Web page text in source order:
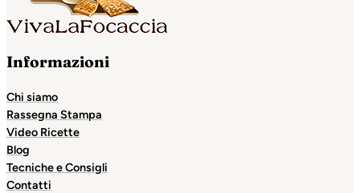
Informazioni
Chi siamo
Rassegna Stampa
Video Ricette
Blog
Tecniche e Consigli
Contatti